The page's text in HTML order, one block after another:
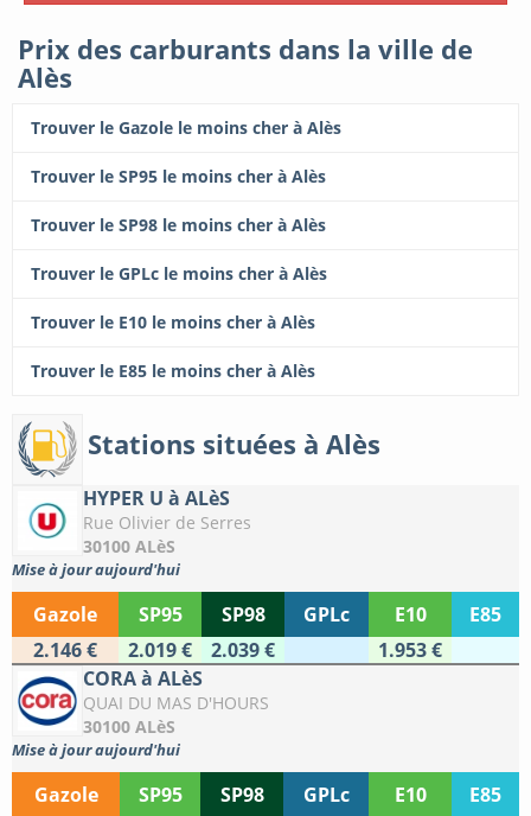
Prix des carburants dans la ville de
Alès
Trouver le Gazole le moins cher à Alès
Trouver le SP95 le moins cher à Alès
Trouver le SP98 le moins cher à Alès
Trouver le GPLc le moins cher à Alès
Trouver le E10 le moins cher à Alès
Trouver le E85 le moins cher à Alès
Stations situées à Alès
HYPER U à ALèS
Rue Olivier de Serres
30100 ALèS
Mise à jour aujourd'hui
Gazole SP95 SP98 GPLc E10
E85
2.146 €
2.019 € 2.039 €
1.953 €
CORA à ALèS
QUAI DU MAS D'HOURS
30100 ALèS
Mise à jour aujourd'hui
Gazole SP95 SP98 GPLc E10
E85